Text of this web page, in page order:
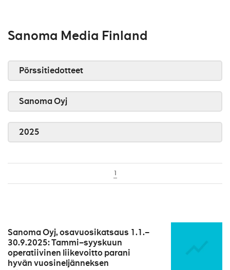
Sanoma Media Finland
Pörssitiedotteet
Sanoma Oyj
2025
1
Sanoma Oyj, osavuosikatsaus 1.1.–
30.9.2025: Tammi–syyskuun
operatiivinen liikevoitto parani
hyvän vuosineljänneksen